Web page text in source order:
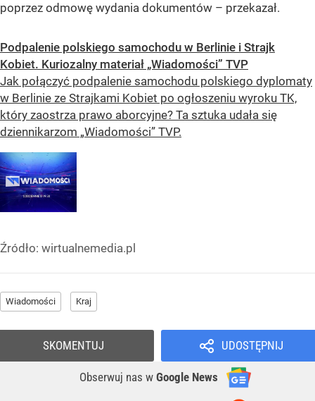
poprzez odmowę wydania dokumentów – przekazał.
Podpalenie polskiego samochodu w Berlinie i Strajk
Kobiet. Kuriozalny materiał „Wiadomości” TVP
Jak połączyć podpalenie samochodu polskiego dyplomaty
w Berlinie ze Strajkami Kobiet po ogłoszeniu wyroku TK,
który zaostrza prawo aborcyjne? Ta sztuka udała się
dziennikarzom „Wiadomości” TVP.
Źródło: wirtualnemedia.pl
Wiadomości Kraj
UDOSTĘPNIJ
Obserwuj nas w Google News
SKOMENTUJ